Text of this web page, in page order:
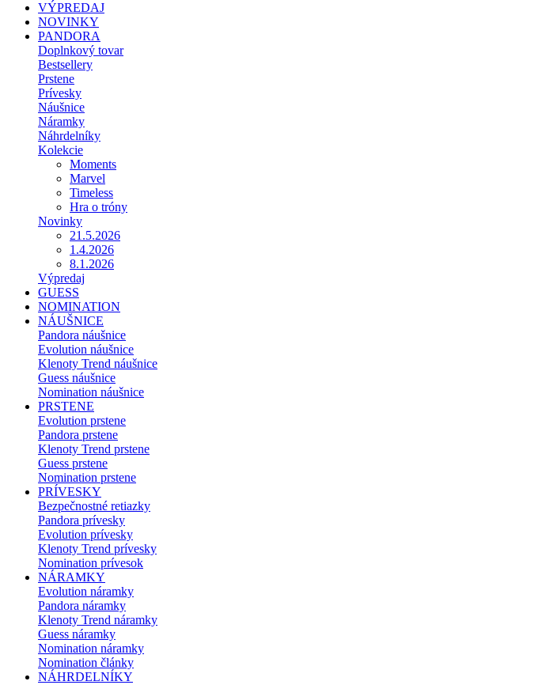
VÝPREDAJ
NOVINKY
PANDORA
Doplnkový tovar
Bestsellery
Prstene
Prívesky
Náušnice
Náramky
Náhrdelníky
Kolekcie
Moments
Marvel
Timeless
Hra o tróny
Novinky
21.5.2026
1.4.2026
8.1.2026
Výpredaj
GUESS
NOMINATION
NÁUŠNICE
Pandora náušnice
Evolution náušnice
Klenoty Trend náušnice
Guess náušnice
Nomination náušnice
PRSTENE
Evolution prstene
Pandora prstene
Klenoty Trend prstene
Guess prstene
Nomination prstene
PRÍVESKY
Bezpečnostné retiazky
Pandora prívesky
Evolution prívesky
Klenoty Trend prívesky
Nomination prívesok
NÁRAMKY
Evolution náramky
Pandora náramky
Klenoty Trend náramky
Guess náramky
Nomination náramky
Nomination články
NÁHRDELNÍKY